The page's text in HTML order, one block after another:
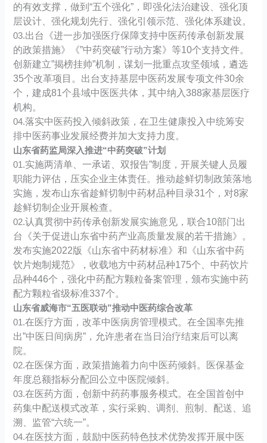
的有效支撑，做到“五个强化”，即强化法治建设、强化顶
层设计、强化规划先行、强化引领示范、强化体系建设。
03.出台《进一步加强医疗保障支持中医药传承创新发展
的政策措施》《”中药突破”行动方案》等10个支持文件。
创新建立”揭榜挂帅”机制，谋划一批重点攻坚领域，遴选
35个改革项目。出台支持基层中医药发展专项文件30余
个，建成81个县域中医医共体，其中纳入388家基层医疗
机构。
04.落实中医药投入倾斜政策，在卫生健康投入中统筹安
排中医药事业发展经费并加大支持力度。
山东省药监局深入推进“中药突破”计划
01.实施两清单、一承诺、双报告”制度，开展关键人员履
职能力评估，压实企业主体责任。推动趁鲜切制政策落地
实施，发布山东省趁鲜切制中药材品种目录31个，对8家
趁鲜切制企业开展检查。
02.认真贯彻中药传承创新发展实施意见，联合10部门出
台《关于促进山东省中药产业高质量发展的若干措施》。
发布实施2022版《山东省中药材标准》和《山东省中药
饮片炮制规范》，收载地方中药材品种175个、中药饮片
品种446个，强化中药配方颗粒备案管理，颁布实施中药
配方颗粒省级标准337个。
山东省威海市“五医联动”推动中医药综合改革
01.在医疗方面，改革中医病房管理模式。在全国率先推
出”中医日间病房”，允许患者在当日治疗结束后可以离
院。
02.在医保方面，政策措施着力向中医药倾斜。医保基金
年度总额指标分配回公立中医院倾斜。
03.在医药方面，创新中药药事服务模式。在全国首创中
药集中配送模式改革，实行采购、调剂、煎制、配送、追
溯、监管“六统一”。
04.在医技方面，鼓励中医药特色技术优势发挥开展中医